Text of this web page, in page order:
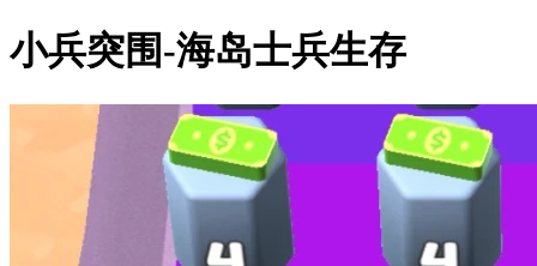
小兵突围-海岛士兵生存